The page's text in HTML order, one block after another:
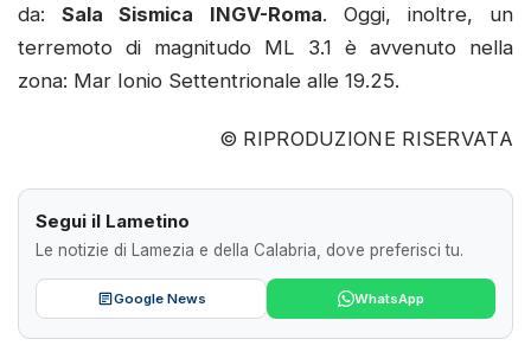
da:Sala Sismica INGV-Roma. Oggi, inoltre, un
terremoto di magnitudo ML 3.1 è avvenuto nella
zona: Mar Ionio Settentrionale alle 19.25.
© RIPRODUZIONE RISERVATA
Segui il Lametino
Le notizie di Lamezia e della Calabria, dove preferisci tu.
Google News WhatsApp